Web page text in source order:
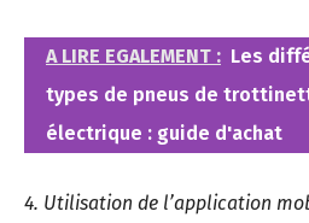
A LIRE EGALEMENT : Les
types de pneus de
électrique : guide d'achat
4. Utilisation de l’application